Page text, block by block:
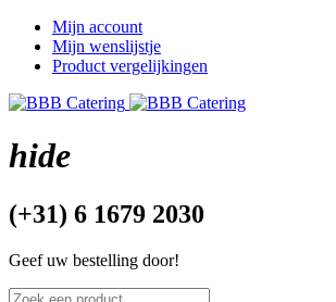
Mijn account
Mijn wenslijstje
Product vergelijkingen
hide
(+31) 6 1679 2030
Geef uw bestelling door!